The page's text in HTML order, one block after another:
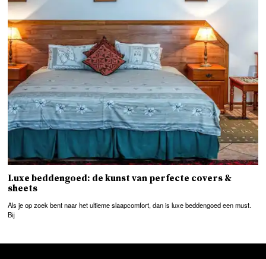
Luxe beddengoed: de kunst van perfecte covers &
sheets
Als je op zoek bent naar het ultieme slaapcomfort, dan is luxe beddengoed een must.
Bij